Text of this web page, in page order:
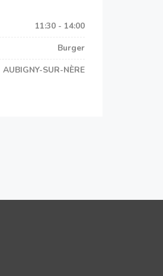
11:30 - 14:00
Burger
AUBIGNY-SUR-NÈRE